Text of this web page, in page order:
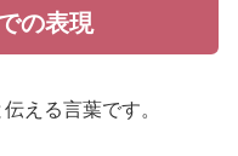
の表現
える言葉です。